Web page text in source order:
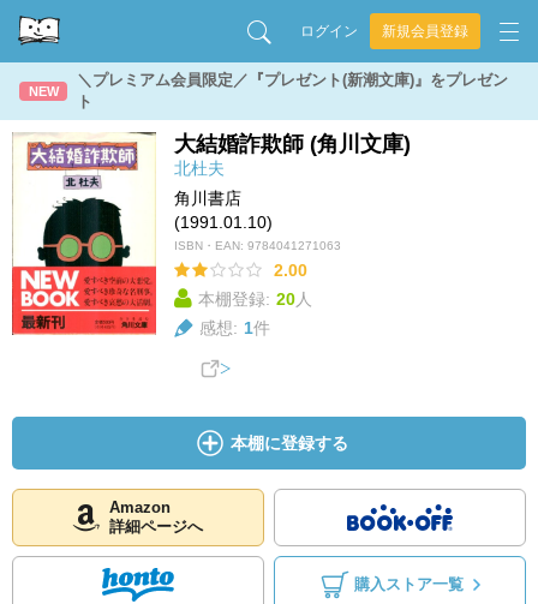
ログイン 新規会員登録
NEW
＼プレミアム会員限定／『プレゼント(新潮文庫)』をプレゼン
ト
大結婚詐欺師 (角川文庫)
北杜夫
角川書店
(1991.01.10)
ISBN・EAN: 9784041271063
2.00
本棚登録: 20人
感想: 1件
本棚に登録する
Amazon
詳細ページへ
購入ストア一覧